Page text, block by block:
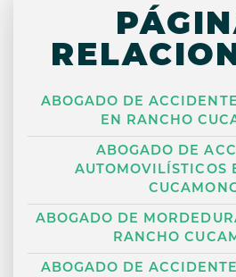
ABOGADO DE
EN RANCHO
ABOGADO DE
AUTOMOVILÍSTICOS
ABOGADO DE
RANCHO
ABOGADO DE